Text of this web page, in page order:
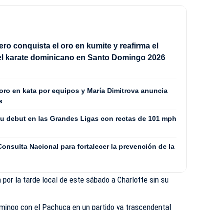
conquista el oro en kumite y reafirma el
karate dominicano en Santo Domingo 2026
en kata por equipos y María Dimitrova anuncia
debut en las Grandes Ligas con rectas de 101 mph
Nacional para fortalecer la prevención de la
la tarde local de este sábado a Charlotte sin su
con el Pachuca en un partido ya trascendental